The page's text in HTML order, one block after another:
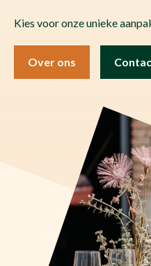
Kies voor onze unieke
Over ons